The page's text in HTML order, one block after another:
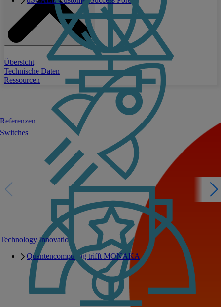
Switches
Technology Innovation
Quantencomputing trifft MONAKA
Referenzen
Übersicht
Technische Daten
Ressourcen